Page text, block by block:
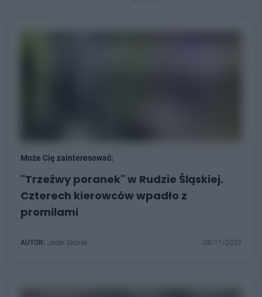
Może Cię zainteresować:
"Trzeźwy poranek" w Rudzie Śląskiej.
Czterech kierowców wpadło z
promilami
AUTOR: Jacek Skorek 08/11/2023